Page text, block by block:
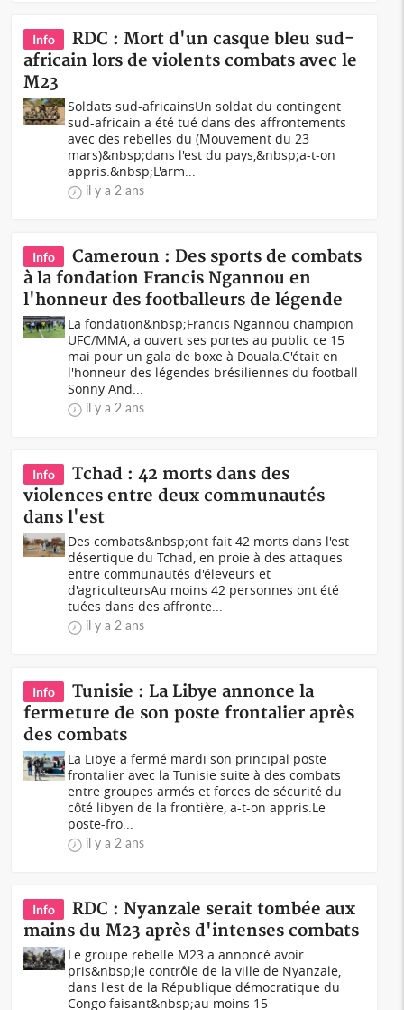
Info
RDC : Mort d'un casque bleu sud-
africain lors de violents combats avec le
M23
Soldats sud-africainsUn soldat du contingent
sud-africain a été tué dans des affrontements
avec des rebelles du (Mouvement du 23
mars)&nbsp;dans l'est du pays,&nbsp;a-t-on
appris.&nbsp;L'arm...
il y a 2 ans
Info
Cameroun : Des sports de combats
à la fondation Francis Ngannou en
l'honneur des footballeurs de légende
La fondation&nbsp;Francis Ngannou champion
UFC/MMA, a ouvert ses portes au public ce 15
mai pour un gala de boxe à Douala.C'était en
l'honneur des légendes brésiliennes du football
Sonny And...
il y a 2 ans
Info
Tchad : 42 morts dans des
violences entre deux communautés
dans l'est
Des combats&nbsp;ont fait 42 morts dans l'est
désertique du Tchad, en proie à des attaques
entre communautés d'éleveurs et
d'agriculteursAu moins 42 personnes ont été
tuées dans des affronte...
il y a 2 ans
Info
Tunisie : La Libye annonce la
fermeture de son poste frontalier après
des combats
La Libye a fermé mardi son principal poste
frontalier avec la Tunisie suite à des combats
entre groupes armés et forces de sécurité du
côté libyen de la frontière, a-t-on appris.Le
poste-fro...
il y a 2 ans
Info
RDC : Nyanzale serait tombée aux
mains du M23 après d'intenses combats
Le groupe rebelle M23 a annoncé avoir
pris&nbsp;le contrôle de la ville de Nyanzale,
dans l'est de la République démocratique du
Congo faisant&nbsp;au moins 15